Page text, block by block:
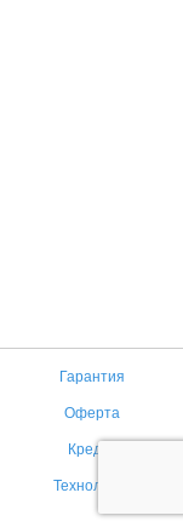
Гарантия
Оферта
Кредит
Технологии